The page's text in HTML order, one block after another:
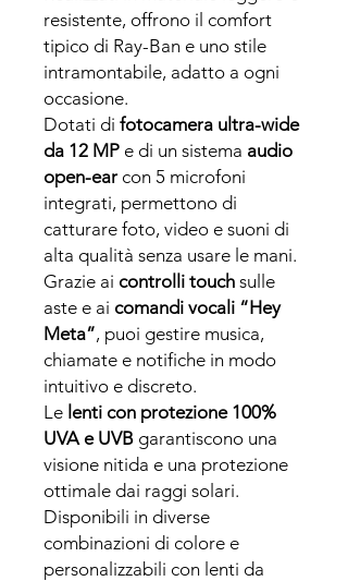
resistente, offrono il comfort
tipico di Ray-Ban e uno stile
intramontabile, adatto a ogni
occasione.
Dotati di fotocamera ultra-wide
da 12 MP e di un sistema audio
open-ear con 5 microfoni
integrati, permettono di
catturare foto, video e suoni di
alta qualità senza usare le mani.
Grazie ai controlli touch sulle
aste e ai comandi vocali “Hey
Meta”, puoi gestire musica,
chiamate e notifiche in modo
intuitivo e discreto.
Le lenti con protezione 100%
UVA e UVB garantiscono una
visione nitida e una protezione
ottimale dai raggi solari.
Disponibili in diverse
combinazioni di colore e
personalizzabili con lenti da